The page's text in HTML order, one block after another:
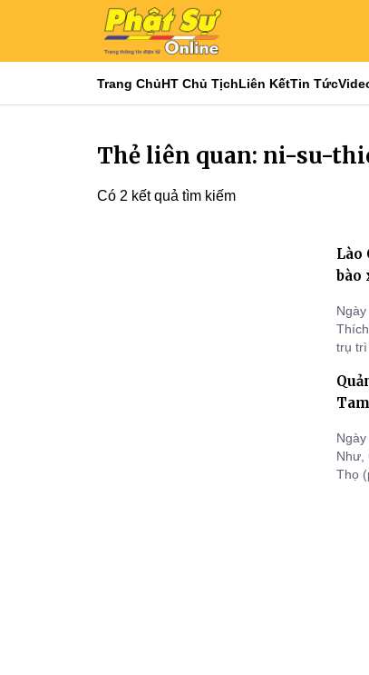
Trang ChủHT Chủ TịchLiên KếtTin Tức
Thẻ liên quan: ni-su-
Có 2 kết quả tìm kiếm
Lào
bào
trụ trì
Như,
Thọ